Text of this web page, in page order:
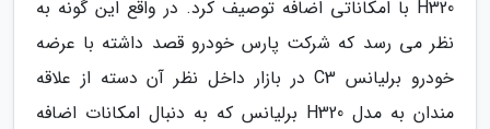
H320 با امکاناتی اضافه توصیف کرد. در واقع این گونه به
نظر می رسد که شرکت پارس خودرو قصد داشته با عرضه
خودرو برلیانس C3 در بازار داخل نظر آن دسته از علاقه
مندان به مدل H320 برلیانس که به دنبال امکانات اضافه